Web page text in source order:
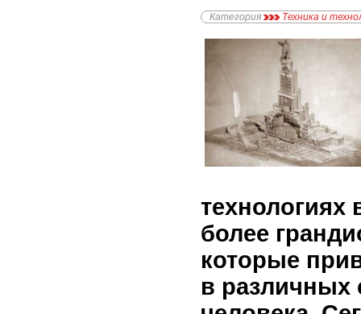
Категория Техника и
технологиях
более
которые
в различных